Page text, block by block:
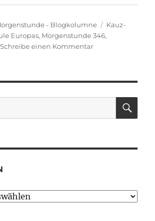
- Blogkolumne Schlagwörter
Kauz-
Europas, Morgenstunde 346,
Schreibe einen Kommentarzu